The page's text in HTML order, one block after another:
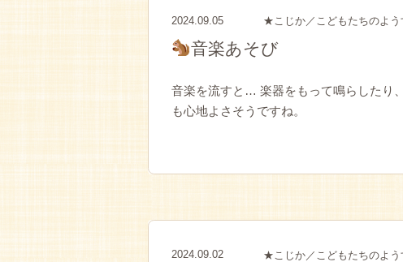
2024.09.05 ★こじか／こどもたちのよ
音楽あそび
音楽を流すと… 楽器をもって鳴らしたり
も心地よさそうですね。
2024.09.02 ★こじか／こどもたちのよ